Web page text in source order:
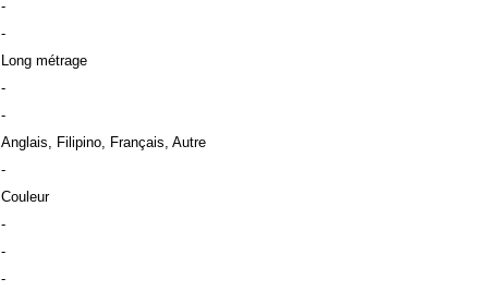
-
-
Long métrage
-
-
Anglais, Filipino, Français, Autre
-
Couleur
-
-
-